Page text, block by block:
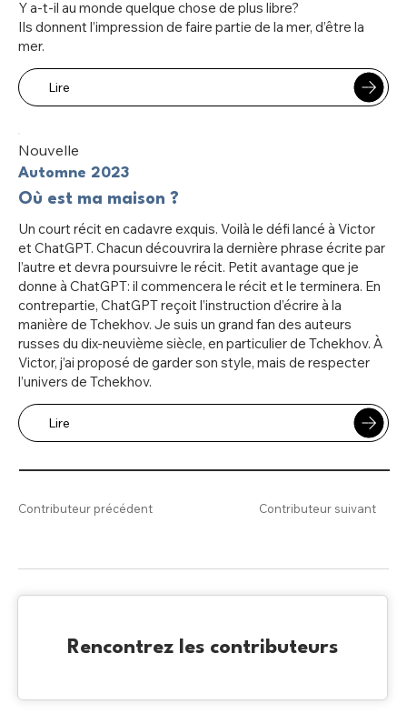
Y a-t-il au monde quelque chose de plus libre?
Ils donnent l’impression de faire partie de la mer, d’être la
mer.
Lire
Nouvelle
Automne 2023
Où est ma maison ?
Un court récit en cadavre exquis. Voilà le défi lancé à Victor
et ChatGPT. Chacun découvrira la dernière phrase écrite par
l’autre et devra poursuivre le récit. Petit avantage que je
donne à ChatGPT: il commencera le récit et le terminera. En
contrepartie, ChatGPT reçoit l’instruction d’écrire à la
manière de Tchekhov. Je suis un grand fan des auteurs
russes du dix-neuvième siècle, en particulier de Tchekhov. À
Victor, j’ai proposé de garder son style, mais de respecter
l’univers de Tchekhov.
Lire
Contributeur précédent Contributeur suivant
Rencontrez les contributeurs